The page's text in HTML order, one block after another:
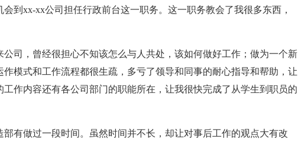
xx-xx公司担任行政前台这一职务。这一职务教会了我很多东西，
，曾经很担心不知该怎么与人共处，该如何做好工作；做为一个新
作模式和工作流程都很生疏，多亏了领导和同事的耐心指导和帮助，让
作内容还有各公司部门的职能所在，让我很快完成了从学生到职员的
做过一段时间。虽然时间并不长，却让对事后工作的观点大有改